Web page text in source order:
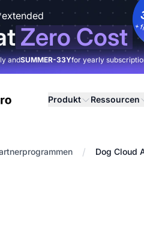
Zero Cost +
andSUMMER-33Yfor yearly
Produkt Ressourcen
/ Dog Cloud